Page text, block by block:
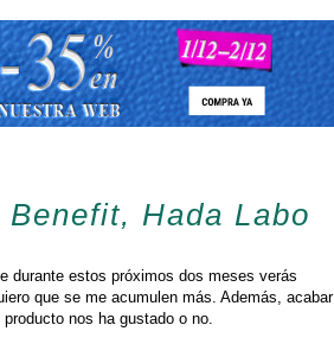
Hada Labo
durante estos próximos dos meses verás
que se me acumulen más. Además, acabar
nos ha gustado o no.